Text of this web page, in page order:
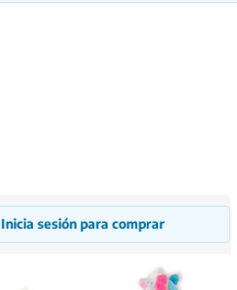
Inicia sesión para comprar